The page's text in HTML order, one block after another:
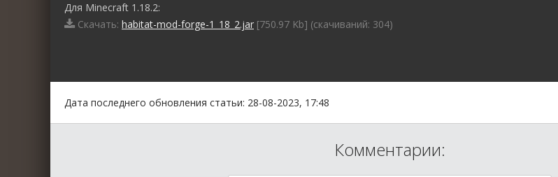
Для Minecraft 1.18.2:
Скачать: habitat-mod-forge-1_18_2.jar [750.97 Kb] (cкачиваний: 304)
Дата последнего обновления статьи: 28-08-2023, 17:48
Комментарии: